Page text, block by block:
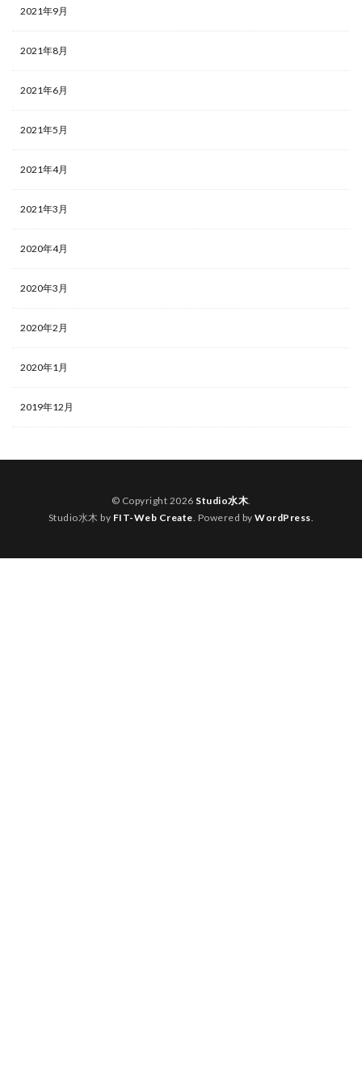
2021年9月
2021年8月
2021年6月
2021年5月
2021年4月
2021年3月
2020年4月
2020年3月
2020年2月
2020年1月
2019年12月
© Copyright 2026 Studio水木
Studio水木 by FIT-Web Create . Powered byWordPress